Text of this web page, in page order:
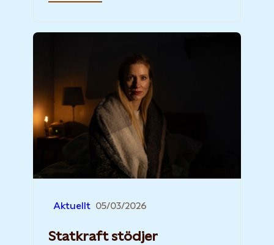
Aktuellt 05/03/2026
Statkraft stödjer